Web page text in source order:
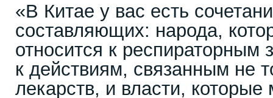
«В Китае у вас есть
составляющих: народа,
относится к респираторным
к действиям, связанным не
лекарств, и власти, которые